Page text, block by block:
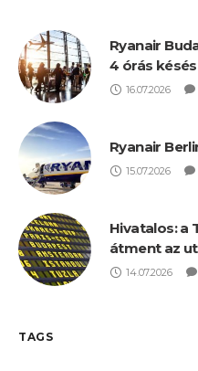
Ryanair
4 órás késés
16.07.2026
Ryanair
15.07.2026
Hivatalos: a
átment az
14.07.2026
TAGS